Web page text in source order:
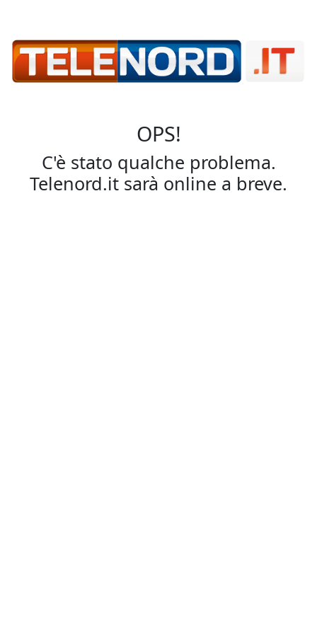
OPS!
C'è stato qualche problema.
Telenord.it sarà online a breve.